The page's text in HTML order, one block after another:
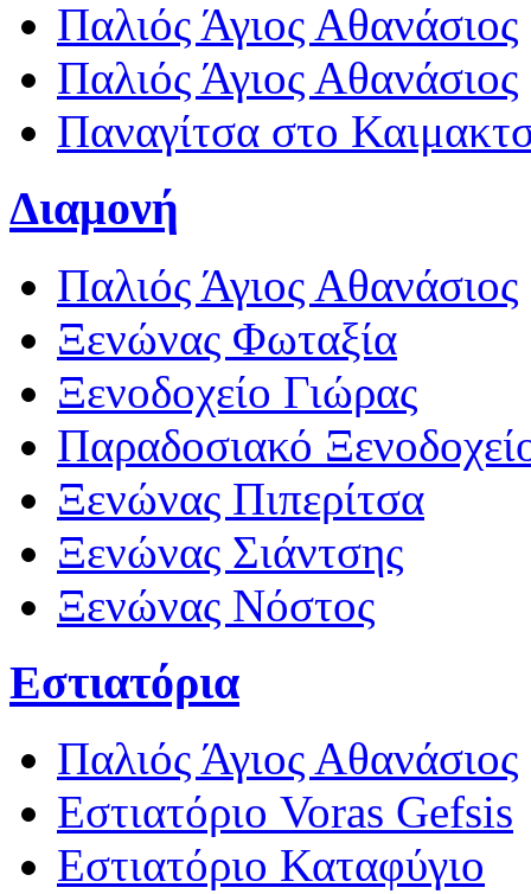
Παλιός Άγιος Αθανάσιος
Παλιός Άγιος Αθανάσιος
Παναγίτσα στο
Διαμονή
Παλιός Άγιος Αθανάσιος
Ξενώνας Φωταξία
Ξενοδοχείο Γιώρας
Παραδοσιακό
Ξενώνας Πιπερίτσα
Ξενώνας Σιάντσης
Ξενώνας Νόστος
Εστιατόρια
Παλιός Άγιος Αθανάσιος
Εστιατόριο Voras Gefsis
Εστιατόριο Καταφύγιο